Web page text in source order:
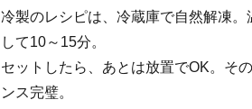
冷製のレシピは、冷蔵庫で自然解凍
して10～15分。
セットしたら、あとは放置でOK。そ
ンス完璧。